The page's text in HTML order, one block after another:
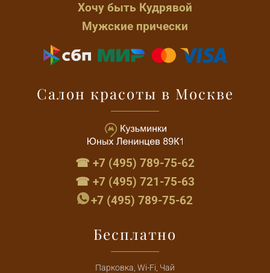
Хочу быть Кудрявой
Мужские прически
Салон красоты в Москве
☎ +7 (495) 789-75-62
☎ +7 (495) 721-75-63
+7 (495) 789-75-62
Бесплатно
Парковка, Wi-Fi, Чай